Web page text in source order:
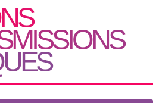
NS
MISSIONS
UES